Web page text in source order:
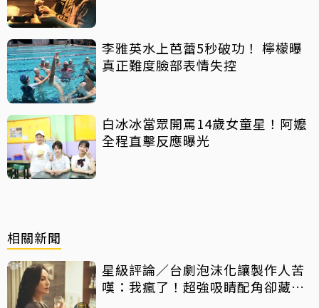
李雅英水上芭蕾5秒破功！ 檸檬曝
真正難度臉部表情失控
白冰冰當眾開罵14歲女童星！阿嬤
全程直擊反應曝光
相關新聞
星級評論／台劇泡沫化讓製作人苦
嘆：我瘋了！超強吸睛配角卻藏隱